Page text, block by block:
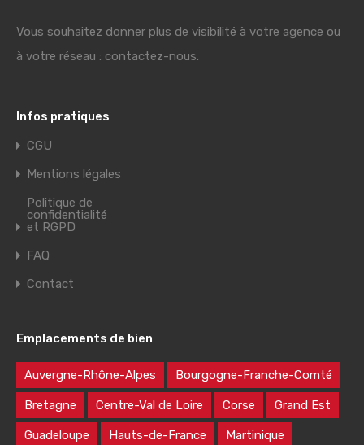
Vous souhaitez donner plus de visibilité à votre agence ou
à votre réseau : contactez-nous.
Infos pratiques
CGU
Mentions légales
Politique de
confidentialité
et RGPD
FAQ
Contact
Emplacements de bien
Auvergne-Rhône-Alpes Bourgogne-Franche-Comté
Bretagne Centre-Val de Loire Corse Grand Est
Guadeloupe Hauts-de-France Martinique